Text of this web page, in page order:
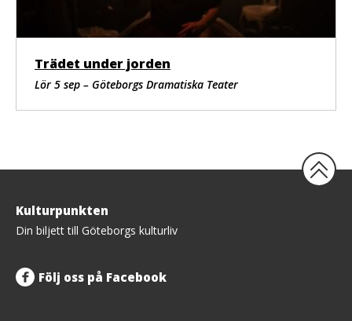
Trädet under jorden
Lör 5 sep – Göteborgs Dramatiska Teater
Tillbaka
upp
Kulturpunkten
Din biljett till Göteborgs kulturliv
Följ oss på Facebook